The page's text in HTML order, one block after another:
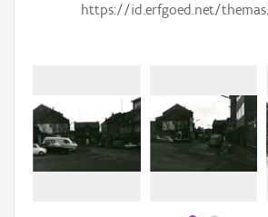
Gebeurtenis
Persoon of collectief
https://id.erfgoed.net/